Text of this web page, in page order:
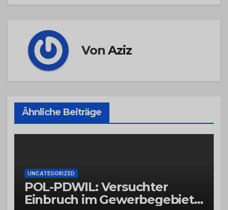
VonAziz
Ähnliche Beiträge
UNCATEGORIZED
POL-PDWIL: Versuchter
Einbruch im Gewerbegebiet